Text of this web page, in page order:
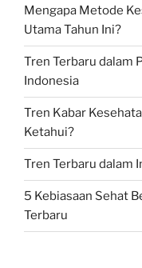
Mengapa Metode
Utama Tahun Ini?
Tren Terbaru dalam
Indonesia
Tren Kabar
Ketahui?
Tren Terbaru dalam
5 Kebiasaan Sehat
Terbaru